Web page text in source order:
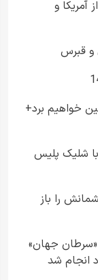
و
و قبرس
خواهیم برد+
شلیک پلیس
را باز
«سرطان جهان»
انجام شد